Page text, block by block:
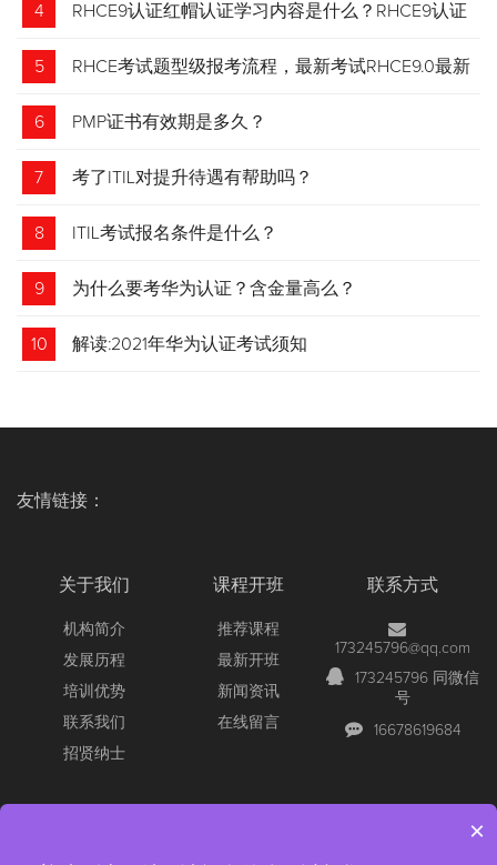
4 RHCE9认证红帽认证学习内容是什么？RHCE9认证
介绍
5 RHCE考试题型级报考流程，最新考试RHCE9.0最新
考试 变化请悉知
6 PMP证书有效期是多久？
7 考了ITIL对提升待遇有帮助吗？
8 ITIL考试报名条件是什么？
9 为什么要考华为认证？含金量高么？
10 解读:2021年华为认证考试须知
友情链接：
关于我们
机构简介
发展历程
培训优势
联系我们
招贤纳士
课程开班
推荐课程
最新开班
新闻资讯
在线留言
联系方式
173245796@qq.com
173245796 同微信
号
16678619684
×